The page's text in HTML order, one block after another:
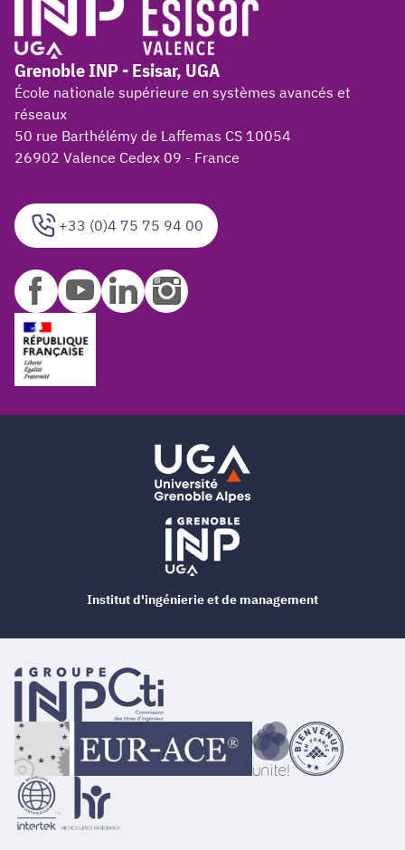
+33 (0)4 75 75 94 00
Grenoble INP - Esisar, UGA
École nationale supérieure en systèmes avancés et
réseaux
50 rue Barthélémy de Laffemas CS 10054
26902 Valence Cedex 09 - France
Institut d'ingénierie et de management